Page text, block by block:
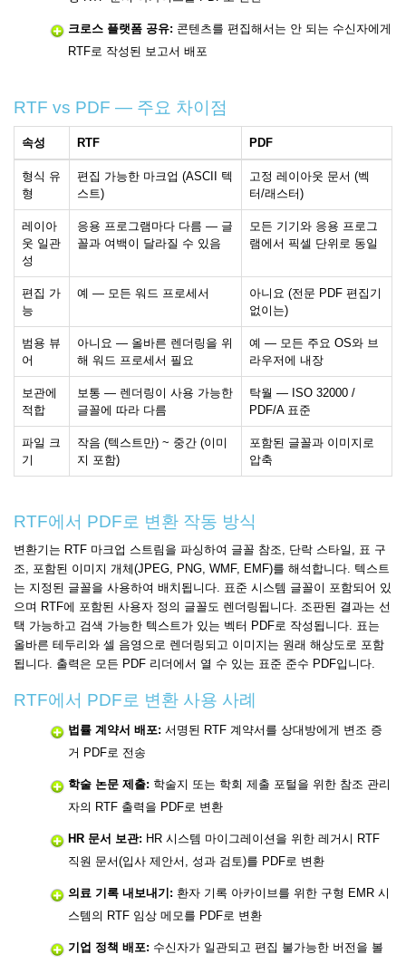
크로스 플랫폼 공유: 콘텐츠를 편집해서는 안 되는 수신자에게
RTF로 작성된 보고서 배포
RTF vs PDF — 주요 차이점
속성 RTF PDF
형식 유
형
편집 가능한 마크업 (ASCII 텍
스트)
고정 레이아웃 문서 (벡
터/래스터)
레이아
웃 일관
성
응용 프로그램마다 다름 — 글
꼴과 여백이 달라질 수 있음
모든 기기와 응용 프로그
램에서 픽셀 단위로 동일
편집 가
능
예 — 모든 워드 프로세서
아니요 (전문 PDF 편집기
없이는)
범용 뷰
어
아니요 — 올바른 렌더링을 위
해 워드 프로세서 필요
예 — 모든 주요 OS와 브
라우저에 내장
보관에
적합
보통 — 렌더링이 사용 가능한
글꼴에 따라 다름
탁월 — ISO 32000 /
PDF/A 표준
파일 크
기
작음 (텍스트만) ~ 중간 (이미
지 포함)
포함된 글꼴과 이미지로
압축
RTF에서 PDF로 변환 작동 방식
변환기는 RTF 마크업 스트림을 파싱하여 글꼴 참조, 단락 스타일, 표 구
조, 포함된 이미지 개체(JPEG, PNG, WMF, EMF)를 해석합니다. 텍스트
는 지정된 글꼴을 사용하여 배치됩니다. 표준 시스템 글꼴이 포함되어 있
으며 RTF에 포함된 사용자 정의 글꼴도 렌더링됩니다. 조판된 결과는 선
택 가능하고 검색 가능한 텍스트가 있는 벡터 PDF로 작성됩니다. 표는
올바른 테두리와 셀 음영으로 렌더링되고 이미지는 원래 해상도로 포함
됩니다. 출력은 모든 PDF 리더에서 열 수 있는 표준 준수 PDF입니다.
RTF에서 PDF로 변환 사용 사례
법률 계약서 배포: 서명된 RTF 계약서를 상대방에게 변조 증
거 PDF로 전송
학술 논문 제출: 학술지 또는 학회 제출 포털을 위한 참조 관리
자의 RTF 출력을 PDF로 변환
HR 문서 보관: HR 시스템 마이그레이션을 위한 레거시 RTF
직원 문서(입사 제안서, 성과 검토)를 PDF로 변환
의료 기록 내보내기: 환자 기록 아카이브를 위한 구형 EMR 시
스템의 RTF 임상 메모를 PDF로 변환
기업 정책 배포: 수신자가 일관되고 편집 불가능한 버전을 볼